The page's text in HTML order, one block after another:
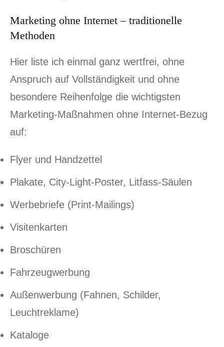
Marketing ohne Internet – traditionelle
Methoden
Hier liste ich einmal ganz wertfrei, ohne
Anspruch auf Vollständigkeit und ohne
besondere Reihenfolge die wichtigsten
Marketing-Maßnahmen ohne Internet-Bezug
auf:
Flyer und Handzettel
Plakate, City-Light-Poster, Litfass-Säulen
Werbebriefe (Print-Mailings)
Visitenkarten
Broschüren
Fahrzeugwerbung
Außenwerbung (Fahnen, Schilder,
Leuchtreklame)
Kataloge